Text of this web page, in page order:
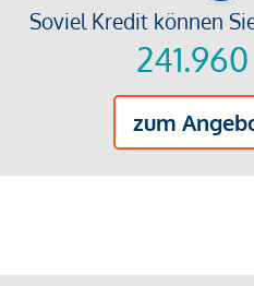
Soviel Kredit können
241.960
zum